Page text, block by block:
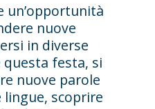
un’opportunità
nuove
in diverse
festa, si
nuove parole
scoprire